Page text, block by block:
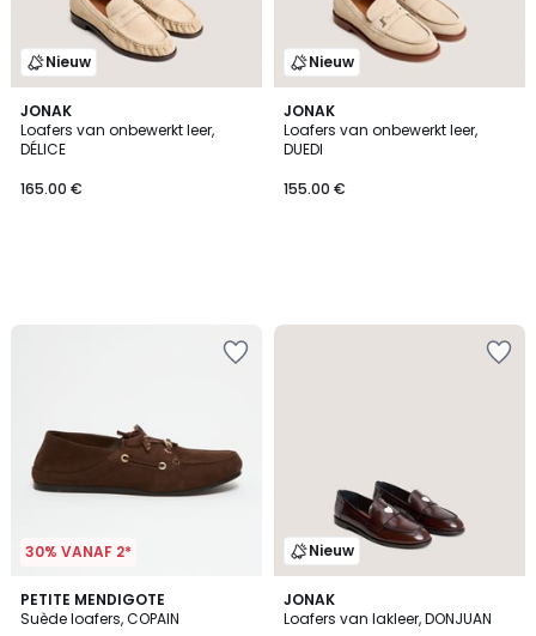
Nieuw
JONAK
Loafers van onbewerkt leer,
DÉLICE
165.00 €
Nieuw
JONAK
Loafers van onbewerkt leer,
DUEDI
155.00 €
30% VANAF 2*
PETITE MENDIGOTE
Suède loafers, COPAIN
Nieuw
JONAK
Loafers van lakleer, DONJUAN